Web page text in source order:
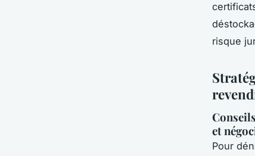
risque
et
Pour